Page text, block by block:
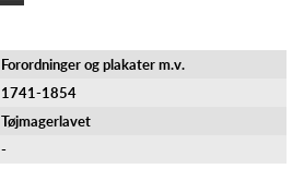
Forordninger og plakater m.v.
1741-​1854
Tøjmagerlavet
-